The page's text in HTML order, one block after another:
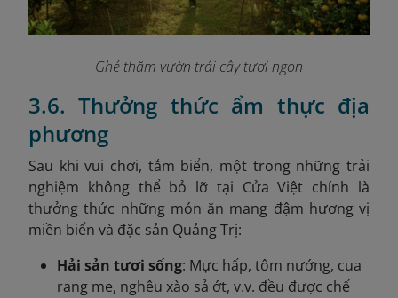
Ghé thăm vườn trái cây tươi ngon
3.6. Thưởng thức ẩm thực địa
phương
Sau khi vui chơi, tắm biển, một trong những trải
nghiệm không thể bỏ lỡ tại Cửa Việt chính là
thưởng thức những món ăn mang đậm hương vị
miền biển và đặc sản Quảng Trị:
Hải sản tươi sống: Mực hấp, tôm nướng, cua
rang me, nghêu xào sả ớt, v.v. đều được chế